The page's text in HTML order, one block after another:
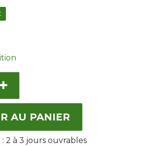
AU PANIER
2 à 3 jours ouvrables